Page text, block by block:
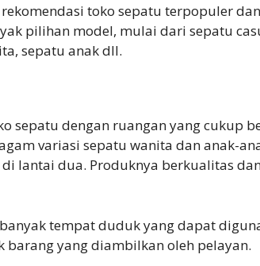
toko sepatu terpopuler dan
pilihan model, mulai dari sepatu
sepatu anak dll.
sepatu dengan ruangan yang cukup
variasi sepatu wanita dan anak-
lantai dua. Produknya berkualitas
tempat duduk yang dapat
yang diambilkan oleh pelayan.